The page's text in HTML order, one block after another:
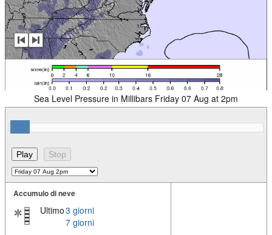
Sea Level Pressure in Millibars Friday 07 Aug at 2pm
Accumulo di neve
Ultimo3 giorni
7 giorni